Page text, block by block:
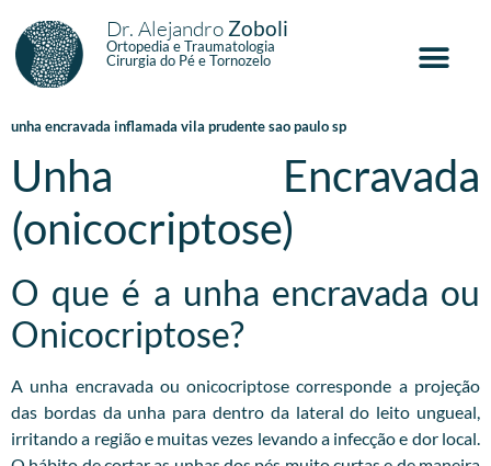
Dr. Alejandro Zoboli
Ortopedia e Traumatologia
Cirurgia do Pé e Tornozelo
unha encravada inflamada vila prudente sao paulo sp
Unha Encravada
(onicocriptose)
O que é a unha encravada ou
Onicocriptose?
A unha encravada ou onicocriptose corresponde a projeção
das bordas da unha para dentro da lateral do leito ungueal,
irritando a região e muitas vezes levando a infecção e dor local.